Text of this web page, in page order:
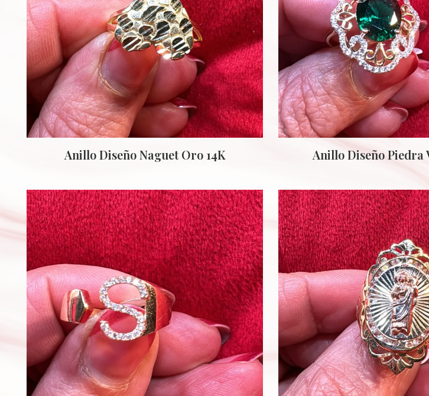
Anillo Diseño Naguet Oro 14K Anillo Diseño Piedra